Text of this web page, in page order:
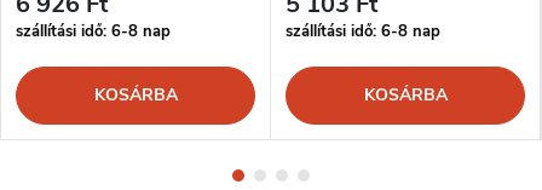
szállítási idő: 6-8 nap
KOSÁRBA
szállítási idő: 6-8 nap
KOSÁRBA